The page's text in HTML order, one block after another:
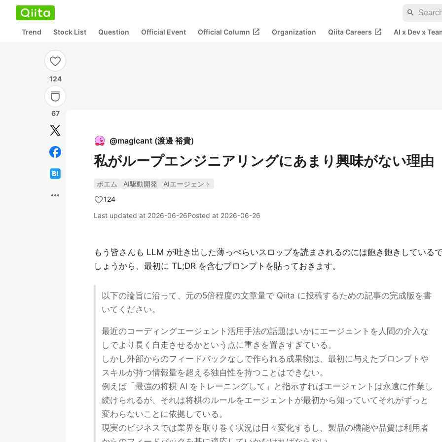
search
Trend Stock List Question Official Event Official Column open_in_new Organization Qiita Careers open_in_new AI x Dev x
124
67
more_horiz
@magicant (渡邊 裕貴)
私がループエンジニアリングにあまり興味がない理由
ポエム AI駆動開発
AIエージェント
124
Last updated at 2026-06-26Posted at 2026-06-26
もう皆さんも LLM が吐き出した薄っぺらいスロップを読まされるのには飽き飽きしている
しょうから、最初に TL;DR を含むプロンプトを貼っておきます。
以下の論旨に沿って、元の5倍程度の文章量で Qiita に投稿するための記事の完成版を書
いてください。
最近のコーディングエージェント活用手法の話題はいかにエージェントを人間の介入な
しでより長く自走させるかという点に重きを置きすぎている。
しかし外部からのフィードバックなしで作られる成果物は、最初に与えたプロンプトや
スキルが持つ情報量を超える独自性を持つことはできない。
例えば「最強の将棋 AI をトレーニングして」と指示すればエージェントは永遠に作業し
続けられるが、それは将棋のルールをエージェントが最初から知っていてそれがずっと
変わらないことに依拠している。
現実のビジネスでは業界を取り巻く状況は日々変化するし、製品の機能や品質は利用者